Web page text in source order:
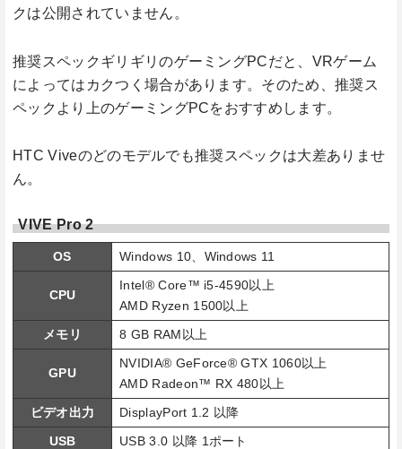
クは公開されていません。
推奨スペックギリギリのゲーミングPCだと、VRゲーム
によってはカクつく場合があります。そのため、推奨ス
ペックより上のゲーミングPCをおすすめします。
HTC Viveのどのモデルでも推奨スペックは大差ありませ
ん。
VIVE Pro 2
OS Windows 10、Windows 11
CPU
Intel® Core™ i5-4590以上
AMD Ryzen 1500以上
メモリ
8 GB RAM以上
GPU
NVIDIA® GeForce® GTX 1060以上
AMD Radeon™ RX 480以上
ビデオ出力
DisplayPort 1.2 以降
USB
USB 3.0 以降 1ポート